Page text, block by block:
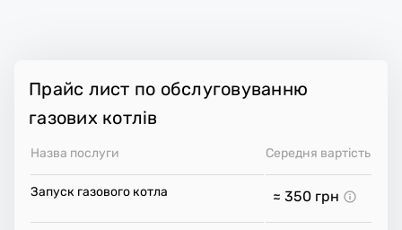
Прайс лист по обслуговуванню
газових котлів
Назва послуги Середня вартість
Запуск газового котла ≈ 350 грн